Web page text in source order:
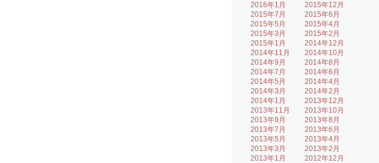
2016年1月
2015年12月
2015年7月
2015年6月
2015年5月
2015年4月
2015年3月
2015年2月
2015年1月
2014年12月
2014年11月
2014年10月
2014年9月
2014年8月
2014年7月
2014年6月
2014年5月
2014年4月
2014年3月
2014年2月
2014年1月
2013年12月
2013年11月
2013年10月
2013年9月
2013年8月
2013年7月
2013年6月
2013年5月
2013年4月
2013年3月
2013年2月
2013年1月
2012年12月